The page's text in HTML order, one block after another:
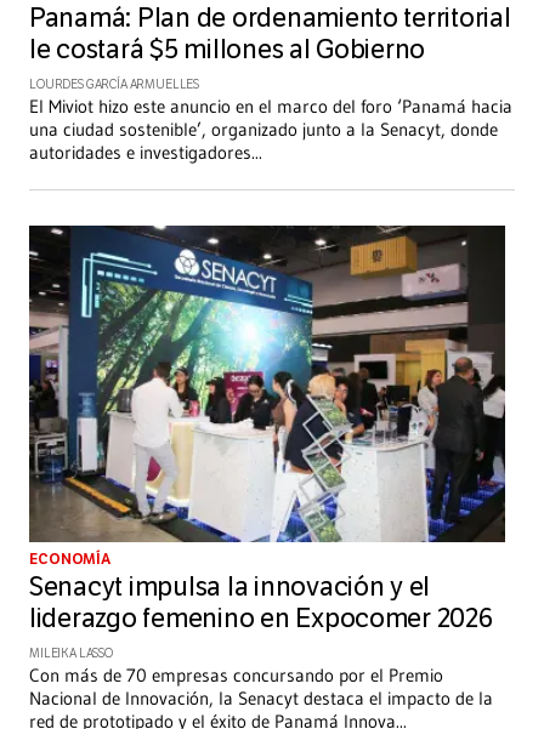
Panamá: Plan de ordenamiento territorial
le costará $5 millones al Gobierno
LOURDES GARCÍA ARMUELLES
El Miviot hizo este anuncio en el marco del foro ‘Panamá hacia
una ciudad sostenible’, organizado junto a la Senacyt, donde
autoridades e investigadores...
ECONOMÍA
Senacyt impulsa la innovación y el
liderazgo femenino en Expocomer 2026
MILEIKA LASSO
Con más de 70 empresas concursando por el Premio
Nacional de Innovación, la Senacyt destaca el impacto de la
red de prototipado y el éxito de Panamá Innova...